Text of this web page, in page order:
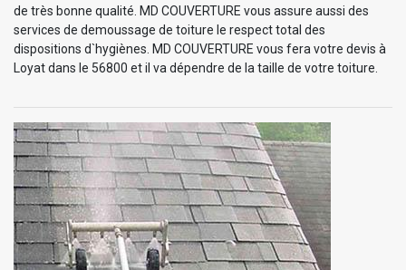
de très bonne qualité. MD COUVERTURE vous assure aussi des
services de demoussage de toiture le respect total des
dispositions d`hygiènes. MD COUVERTURE vous fera votre devis à
Loyat dans le 56800 et il va dépendre de la taille de votre toiture.